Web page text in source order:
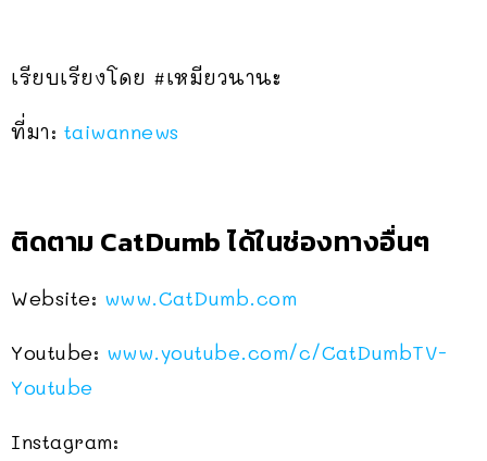
เรียบเรียงโดย #เหมียวนานะ
ที่มา: taiwannews
ติดตาม CatDumb ได้ในช่องทางอื่นๆ
Website: www.CatDumb.com
Youtube: www.youtube.com/c/CatDumbTV-
Youtube
Instagram: